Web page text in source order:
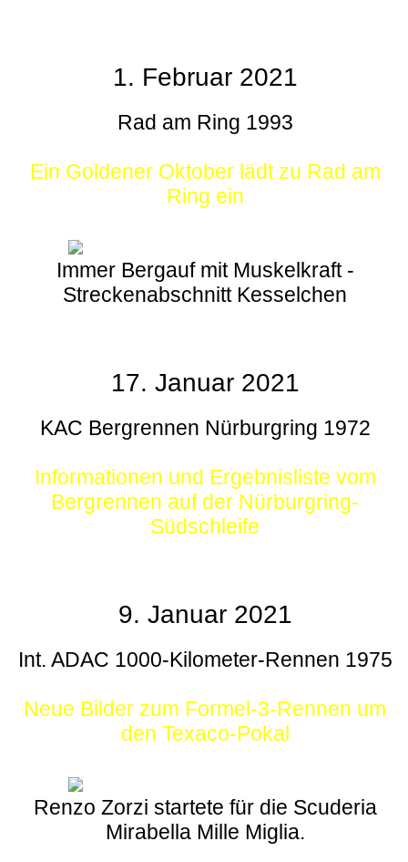
1. Februar 2021
Rad am Ring 1993
Ein Goldener Oktober lädt zu Rad am
Ring ein
Immer Bergauf mit Muskelkraft -
Streckenabschnitt Kesselchen
17. Januar 2021
KAC Bergrennen Nürburgring 1972
Informationen und Ergebnisliste vom
Bergrennen auf der Nürburgring-
Südschleife
9. Januar 2021
Int. ADAC 1000-Kilometer-Rennen 1975
Neue Bilder zum Formel-3-Rennen um
den Texaco-Pokal
Renzo Zorzi startete für die Scuderia
Mirabella Mille Miglia.